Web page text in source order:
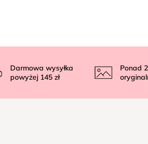
Darmowa wysyłka
powyżej 145 zł
Ponad